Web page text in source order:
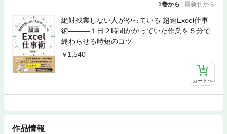
1巻から 最新刊から
絶対残業しない人がやっている 超速Excel仕事
術―――１日２時間かかっていた作業を５分で
終わらせる時短のコツ
1,540
カートへ
作品情報